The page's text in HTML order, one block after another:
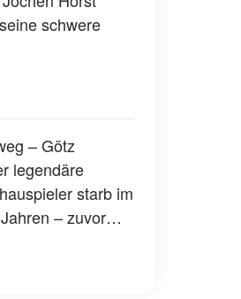
schwere
– Götz
legendäre
starb im
– zuvor
eigenen